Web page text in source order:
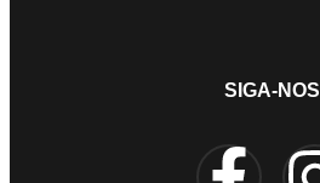
SIGA-NOS